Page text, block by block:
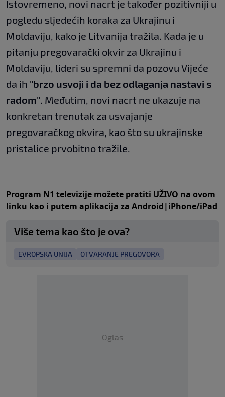
Istovremeno, novi nacrt je također pozitivniji u
pogledu sljedećih koraka za Ukrajinu i
Moldaviju, kako je Litvanija tražila. Kada je u
pitanju pregovarački okvir za Ukrajinu i
Moldaviju, lideri su spremni da pozovu Vijeće
da ih "brzo usvoji i da bez odlaganja nastavi s
radom". Međutim, novi nacrt ne ukazuje na
konkretan trenutak za usvajanje
pregovaračkog okvira, kao što su ukrajinske
pristalice prvobitno tražile.
Program N1 televizije možete pratiti UŽIVO na ovom
linku kao i putem aplikacija za Android|iPhone/iPad
Više tema kao što je ova?
EVROPSKA UNIJA OTVARANJE PREGOVORA
Oglas